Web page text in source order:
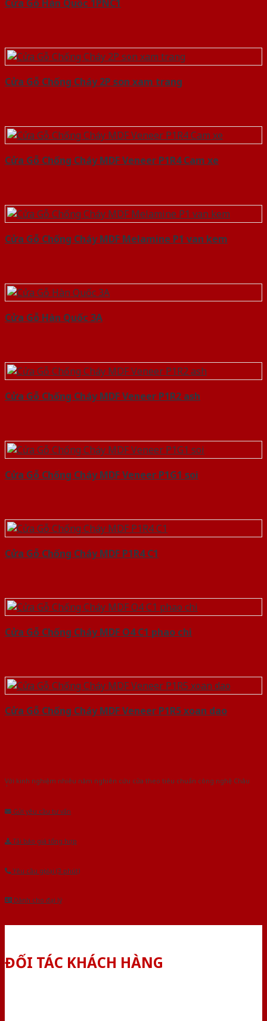
Cửa Gỗ Hàn Quốc 1PNC1
Cửa Gỗ Chống Cháy 2P son xam trang
Cửa Gỗ Chống Cháy MDF Veneer P1R4 Cam xe
Cửa Gỗ Chống Cháy MDF Melamine P1 van kem
Cửa Gỗ Hàn Quốc 3A
Cửa Gỗ Chống Cháy MDF Veneer P1R2 ash
Cửa Gỗ Chống Cháy MDF Veneer P1G1 soi
Cửa Gỗ Chống Cháy MDF P1R4 C1
Cửa Gỗ Chống Cháy MDF O4 C1 phao chi
Cửa Gỗ Chống Cháy MDF Veneer P1R5 xoan dao
Với kinh nghiệm nhiêu năm nghiên cứu cửa theo tiêu chuẩn công nghệ Châu
Gửi yêu cầu tư vấn
Tải báo giá tổng hợp
Yêu cầu gọi lại (3 phút)
Dành cho đại lý
ĐỐI TÁC KHÁCH HÀNG